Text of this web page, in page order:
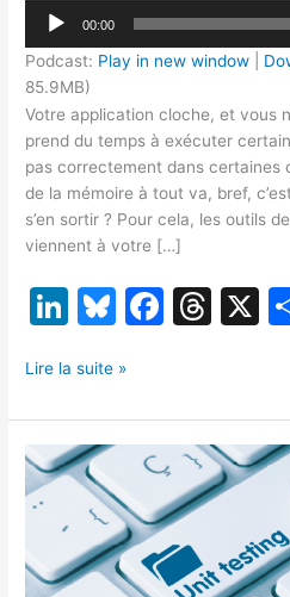
Lecteur
audio
00:00
Podcast: Play in new window
85.9MB)
Votre application cloche, et vous
prend du temps à exécuter
pas correctement dans certaines
de la mémoire à tout va, bref,
s’en sortir ? Pour cela, les outils
viennent à votre […]
Li
k
e
dI
n
Bl
e
s
k
y
F
e
b
o
o
k
T
a
d
s
X
Tracing/Profiling
Au
coeur
de
la
Lire la suite »